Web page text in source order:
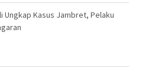
Ungkap Kasus Jambret, Pelaku